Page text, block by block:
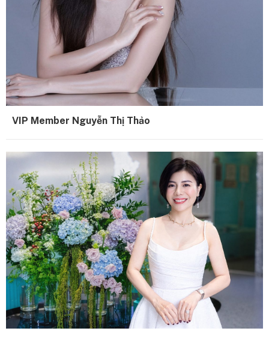
VIP Member Nguyễn Thị Thảo